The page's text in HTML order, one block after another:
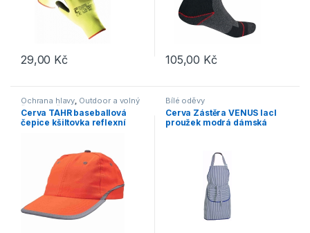
29,00 Kč
Tento produkt má více variant. Možnosti lze vybrat na stránce
105,00 Kč
Tento produkt má více
Ochrana hlavy Outdoor a volný
čas Doplňky,Čepice, rukavice,
šály
Cerva TAHR baseballová
čepice kšiltovka reflexní
Bílé oděvy
Cerva Zástěra VENUS lacl
proužek modrá dámská